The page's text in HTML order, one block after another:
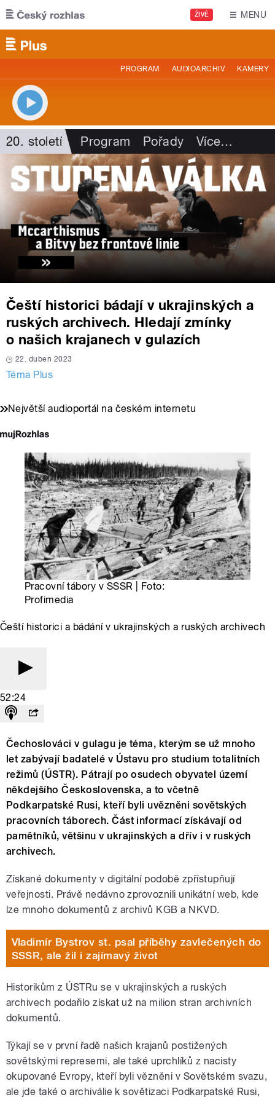
Přejít k hlavnímu obsahu
ŽIVĚ MENU
PROGRAM AUDIOARCHIV KAMERY
20. století Program Pořady Více…
Čeští historici bádají v ukrajinských a
ruských archivech. Hledají zmínky
o našich krajanech v gulazích
22. duben 2023
Téma Plus
Největší audioportál na českém internetu
Pracovní tábory v SSSR | Foto:
Profimedia
Čeští historici a bádání v ukrajinských a ruských archivech
52:24
Čechoslováci v gulagu je téma, kterým se už mnoho
let zabývají badatelé v Ústavu pro studium totalitních
režimů (ÚSTR). Pátrají po osudech obyvatel území
někdejšího Československa, a to včetně
Podkarpatské Rusi, kteří byli uvězněni sovětských
pracovních táborech. Část informací získávají od
pamětníků, většinu v ukrajinských a dřív i v ruských
archivech.
Získané dokumenty v digitální podobě zpřístupňují
veřejnosti. Právě nedávno zprovoznili unikátní web, kde
lze mnoho dokumentů z archivů KGB a NKVD.
Vladimír Bystrov st. psal příběhy zavlečených do
SSSR, ale žil i zajímavý život
Historikům z ÚSTRu se v ukrajinských a ruských
archivech podařilo získat už na milion stran archivních
dokumentů.
Týkají se v první řadě našich krajanů postižených
sovětskými represemi, ale také uprchlíků z nacisty
okupované Evropy, kteří byli vězněni v Sovětském svazu,
ale jde také o archiválie k sovětizaci Podkarpatské Rusi,